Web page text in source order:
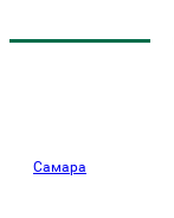
Самара